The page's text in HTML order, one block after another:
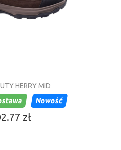
HERRY MID
Nowość
zł